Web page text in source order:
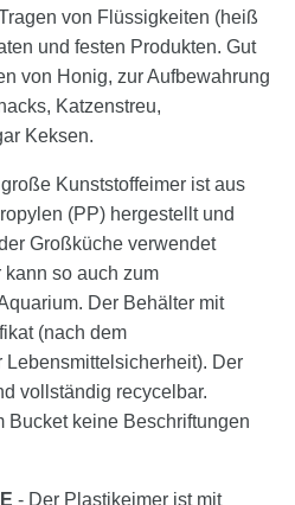
von Flüssigkeiten (heiß
und festen Produkten. Gut
von Honig, zur Aufbewahrung
Katzenstreu,
Keksen.
Kunststoffeimer ist aus
(PP) hergestellt und
Großküche verwendet
so auch zum
Der Behälter mit
(nach dem
Der
vollständig recycelbar.
Bucket keine Beschriftungen
- Der Plastikeimer ist mit